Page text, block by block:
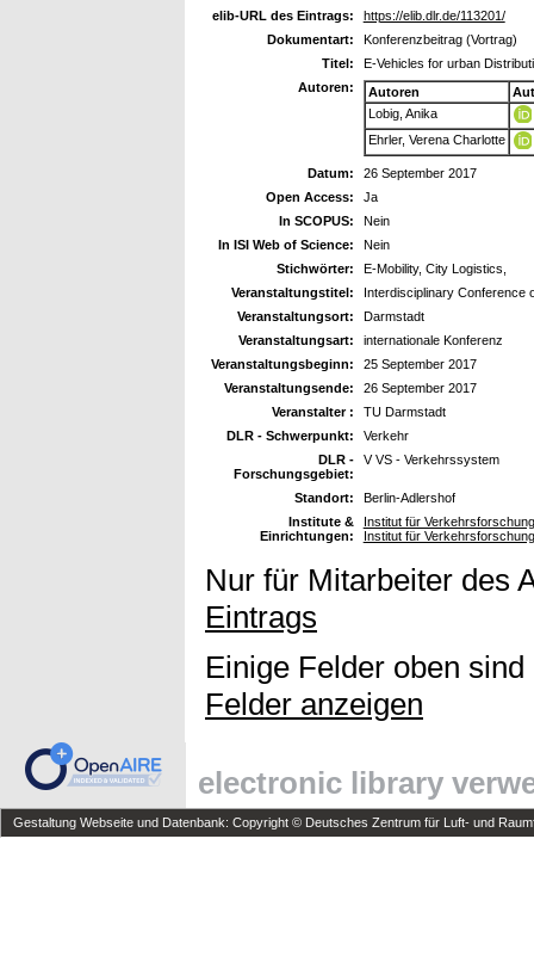
elib-URL des Eintrags:
https://elib.dlr.de/113201/
Dokumentart:
Konferenzbeitrag (Vortrag)
Titel:
E-Vehicles for urban
Autoren:
Autoren
Lobig, Anika
Ehrler, Verena Charlotte
Datum:
26 September 2017
Open Access:
Ja
In SCOPUS:
Nein
In ISI Web of Science:
Nein
Stichwörter:
E-Mobility, City Logistics,
Veranstaltungstitel:
Interdisciplinary Conference
Veranstaltungsort:
Darmstadt
Veranstaltungsart:
internationale Konferenz
Veranstaltungsbeginn:
25 September 2017
Veranstaltungsende:
26 September 2017
Veranstalter :
TU Darmstadt
DLR - Schwerpunkt:
Verkehr
DLR -
Forschungsgebiet:
V VS - Verkehrssystem
Standort:
Berlin-Adlershof
Institute &
Einrichtungen:
Institut für
Institut für Verkehrsforschung
Nur für Mitarbeiter des
Eintrags
Einige Felder oben
Felder anzeigen
electronic library
Gestaltung Webseite und Datenbank: Copyright © Deutsches Zentrum für Luft- und